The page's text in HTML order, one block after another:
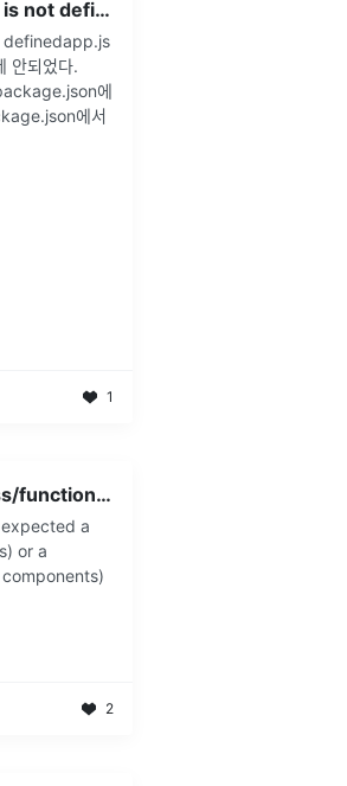
ReferenceError: require is not defined
definedapp.js
안되었다.
에
에서
1
expected a string or class/function 리액트 에러
a
or a
2